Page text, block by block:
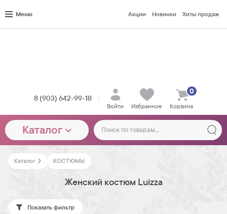
Меню Акции Новинки Хиты продаж
8 (903) 642-99-18
Войти Избранное Корзина
0
Каталог
Каталог КОСТЮМЫ
Женский костюм Luizza
Показать фильтр